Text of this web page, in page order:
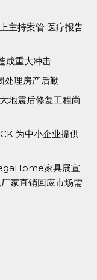
主持案管 医疗报告
成重大冲击
处理房产后勤
地震后修复工程尚
为中小企业提供
家具展宣
家直销回应市场需